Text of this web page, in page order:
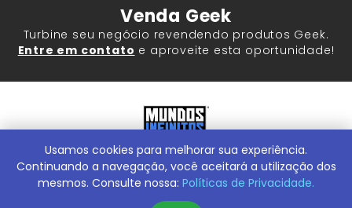
Venda Geek
Turbine seu negócio revendendo produtos Geek.
Entre em contato e aproveite esta oportunidade!
Mundos Infinitos - Publicações e Geek Store |ContentStuff
Publicações e Assinaturas Ltda. CNPJ - 05.859.917/0001-60.
Conheça nossa Loja Física:Rua Machado Bitencourt, 291 -
Usamos cookies para melhorar sua experiência.
Continuando a navegação, você aceitará a utilização dos
mesmos. Consulte nossa: Políticas de Privacidade.